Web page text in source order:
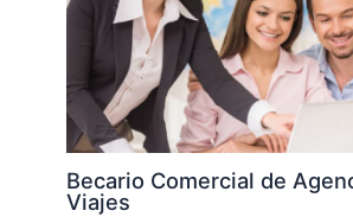
Becario Comercial de
Viajes